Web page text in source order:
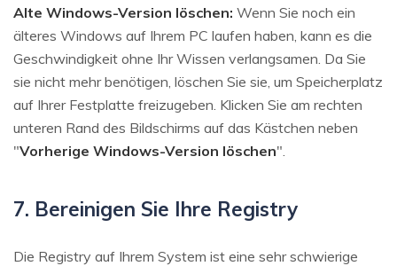
Alte Windows-Version löschen: Wenn Sie noch ein
älteres Windows auf Ihrem PC laufen haben, kann es die
Geschwindigkeit ohne Ihr Wissen verlangsamen. Da Sie
sie nicht mehr benötigen, löschen Sie sie, um Speicherplatz
auf Ihrer Festplatte freizugeben. Klicken Sie am rechten
unteren Rand des Bildschirms auf das Kästchen neben
"Vorherige Windows-Version löschen".
7. Bereinigen Sie Ihre Registry
Die Registry auf Ihrem System ist eine sehr schwierige